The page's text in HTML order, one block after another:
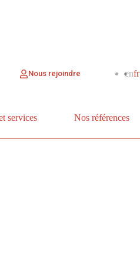
Nous rejoindre fr
en
services Nos références